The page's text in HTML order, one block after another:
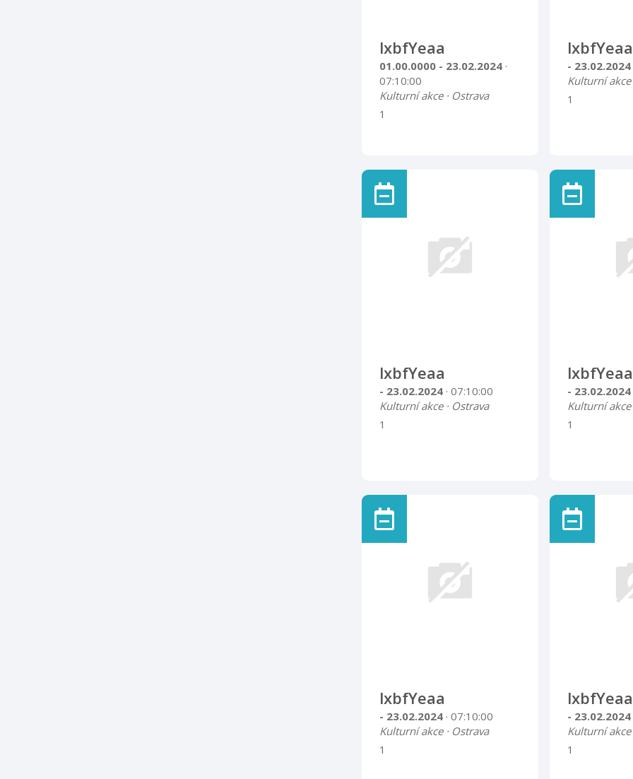
lxbfYeaa
01.00.0000 - 23.02.2024 ·
07:10:00
Kulturní akce · Ostrava
1
lxbfYeaa
- 23.02.2024
Kulturní akce
1
lxbfYeaa
- 23.02.2024 · 07:10:00
Kulturní akce · Ostrava
1
lxbfYeaa
- 23.02.2024
Kulturní akce
1
lxbfYeaa
- 23.02.2024 · 07:10:00
Kulturní akce · Ostrava
1
lxbfYeaa
- 23.02.2024
Kulturní akce
1